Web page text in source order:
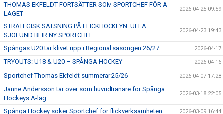
THOMAS EKFELDT FORTSÄTTER SOM SPORTCHEF FÖR A-
LAGET
2026-04-25 09:59
STRATEGISK SATSNING PÅ FLICKHOCKEYN: ULLA
SJÖLUND BLIR NY SPORTCHEF
2026-04-23 19:43
Spångas U20 tar klivet upp i Regional säsongen 26/27 2026-04-17
TRYOUTS: U18 & U20 – SPÅNGA HOCKEY 2026-04-16
Sportchef Thomas Ekfeldt summerar 25/26 2026-04-07 17:28
Janne Andersson tar över som huvudtränare för Spånga
Hockeys A-lag
2026-03-18 22:05
Spånga Hockey söker Sportchef för flickverksamheten 2026-03-09 16:44